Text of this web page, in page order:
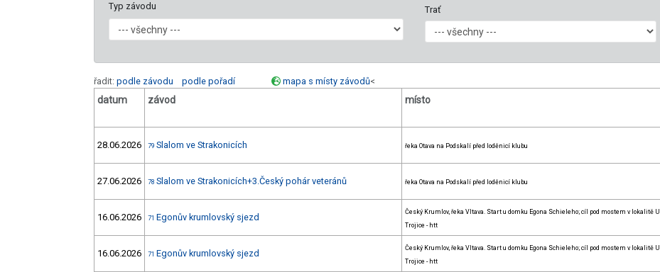
Typ závodu Trať
řadit: podle závodu podle pořadí mapa s místy závodů<
datum závod místo
28.06.2026 79 Slalom ve Strakonicích řeka Otava na Podskalí před loděnicí klubu
27.06.2026 78 Slalom ve Strakonicích+3.Český pohár veteránů řeka Otava na Podskalí před loděnicí klubu
16.06.2026 71 Egonův krumlovský sjezd
Český Krumlov, řeka Vltava. Start u domku Egona Schieleho; cíl pod mostem v lokalitě U
Trojice - htt
16.06.2026 71 Egonův krumlovský sjezd
Český Krumlov, řeka Vltava. Start u domku Egona Schieleho; cíl pod mostem v lokalitě U
Trojice - htt